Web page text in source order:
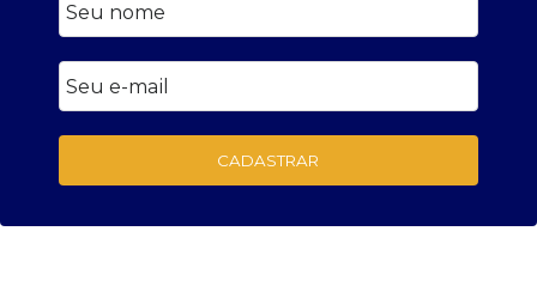
CADASTRAR